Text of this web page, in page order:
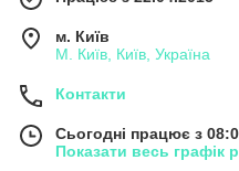
м. Київ
М. Київ, Київ, Україна
Контакти
Сьогодні працює з
Показати весь графік